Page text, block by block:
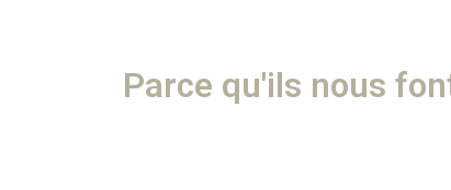
Parce qu'ils nous